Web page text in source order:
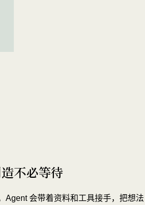
不必等待
Agent 会带着资料和工具接手，把想法